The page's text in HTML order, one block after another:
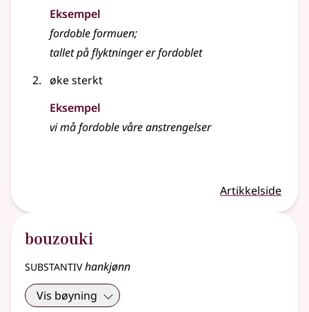
Eksempel
fordobleformuen;
tallet på flyktninger erfordoblet
øke sterkt
Eksempel
vi måfordoblevåre anstrengelser
Artikkelside
bouzouki
substantivhankjønn
Vis bøyning